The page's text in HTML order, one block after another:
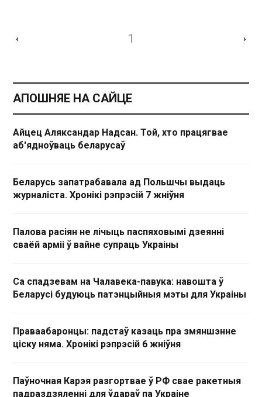
‹ 1 ›
АПОШНЯЕ НА САЙЦЕ
Айцец Аляксандар Надсан. Той, хто працягвае
аб'ядноўваць беларусаў
Беларусь запатрабавала ад Польшчы выдаць
журналіста. Хронікі рэпрэсій 7 жніўня
Палова расіян не лічыць паспяховымі дзеянні
сваёй арміі ў вайне супраць Украіны
Са спадзевам на Чалавека-павука: навошта ў
Беларусі будуюць патэнцыйныя мэты для Украіны
Праваабаронцы: падстаў казаць пра змяншэнне
ціску няма. Хронікі рэпрэсій 6 жніўня
Паўночная Карэя разгортвае ў РФ свае ракетныя
падраздзяленні для ўдараў па Украіне